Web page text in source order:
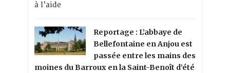
à l’aide
Reportage : L’abbaye de
Bellefontaine en Anjou est
passée entre les mains des
moines du Barroux en la Saint-Benoît d’été